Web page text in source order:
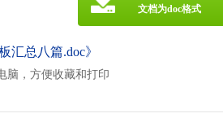
汇总八篇.doc》
脑，方便收藏和打印
文档为doc格式